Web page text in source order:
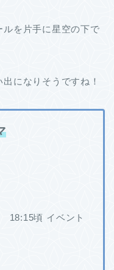
を片手に星空の下で
になりそうですね！
18:15頃 イベント